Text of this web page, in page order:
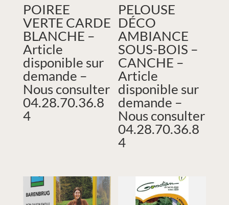
POIREE
VERTE CARDE
BLANCHE –
Article
disponible sur
demande –
Nous consulter
04.28.70.36.8
4
PELOUSE
DÉCO
AMBIANCE
SOUS-BOIS –
CANCHE –
Article
disponible sur
demande –
Nous consulter
04.28.70.36.8
4